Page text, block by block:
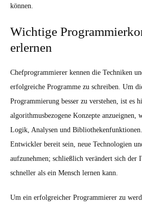
können.
Wichtige
erlernen
Chefprogrammierer kennen die Techniken
erfolgreiche Programme zu schreiben. Um
Programmierung besser zu verstehen, ist es
algorithmusbezogene Konzepte anzueignen,
Logik, Analysen und
Entwickler bereit sein, neue Technologien
aufzunehmen; schließlich verändert sich der
schneller als ein Mensch lernen kann.
Um ein erfolgreicher Programmierer zu